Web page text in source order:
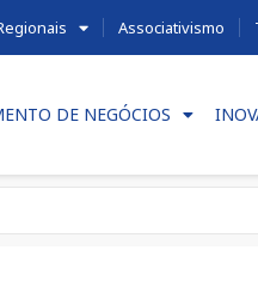
Associativismo
DE NEGÓCIOS